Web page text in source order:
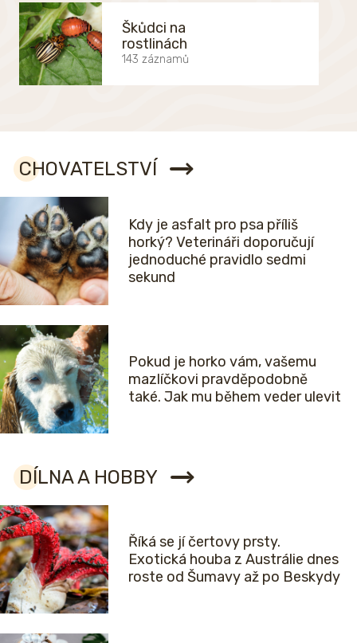
Škůdci na
rostlinách
143 záznamů
CHOVATELSTVÍ
Kdy je asfalt pro psa příliš
horký? Veterináři doporučují
jednoduché pravidlo sedmi
sekund
Pokud je horko vám, vašemu
mazlíčkovi pravděpodobně
také. Jak mu během veder ulevit
DÍLNA A HOBBY
Říká se jí čertovy prsty.
Exotická houba z Austrálie dnes
roste od Šumavy až po Beskydy